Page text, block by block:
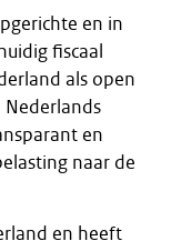
en in
fiscaal
als open
Nederlands
en
naar de
en heeft